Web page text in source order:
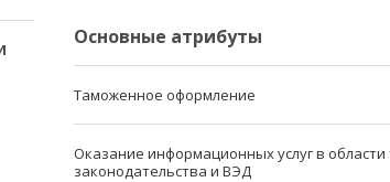
Основные атрибуты
Таможенное оформление
Оказание информационных услуг в
законодательства и ВЭД